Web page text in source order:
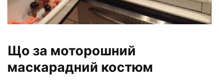
Що за моторошний
маскарадний костюм